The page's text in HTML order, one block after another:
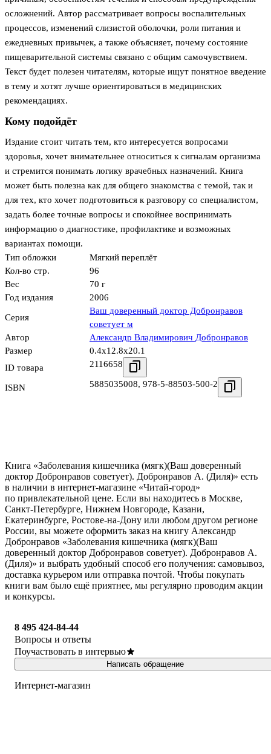
осложнений. Автор рассматривает вопросы воспалительных
процессов, изменений слизистой оболочки, роли питания и
ежедневных привычек, а также объясняет, почему состояние
пищеварительной системы связано с общим самочувствием.
Текст будет полезен читателям, которые ищут понятное введение
в тему и хотят лучше ориентироваться в медицинских
рекомендациях.
Кому подойдёт
Издание стоит читать тем, кто интересуется вопросами
здоровья, хочет внимательнее относиться к сигналам организма
и стремится понимать логику врачебных назначений. Книга
может быть полезна как для общего знакомства с темой, так и
для тех, кто хочет подготовиться к разговору со специалистом,
задать более точные вопросы и спокойнее воспринимать
информацию о диагностике, профилактике и возможных
вариантах помощи.
Тип обложки
Мягкий переплёт
Кол-во стр.
96
Вес
70 г
Год издания
2006
Серия
Ваш доверенный доктор Добронравов
советует м
Автор
Александр Владимирович Добронравов
Размер
0.4x12.8x20.1
ID товара
2116658
ISBN 5885035008, 978-5-88503-500-2
Книга «Заболевания кишечника (мягк)(Ваш доверенный
доктор Добронравов советует). Добронравов А. (Диля)» есть
в наличии в интернет-магазине «Читай-город»
по привлекательной цене. Если вы находитесь в Москве,
Санкт-Петербурге, Нижнем Новгороде, Казани,
Екатеринбурге, Ростове-на-Дону или любом другом регионе
России, вы можете оформить заказ на книгу Александр
Добронравов «Заболевания кишечника (мягк)(Ваш
доверенный доктор Добронравов советует). Добронравов А.
(Диля)» и выбрать удобный способ его получения: самовывоз,
доставка курьером или отправка почтой. Чтобы покупать
книги вам было ещё приятнее, мы регулярно проводим акции
и конкурсы.
8 495 424-84-44
Вопросы и ответы
Поучаствовать в интервью
Написать обращение
Интернет-магазин